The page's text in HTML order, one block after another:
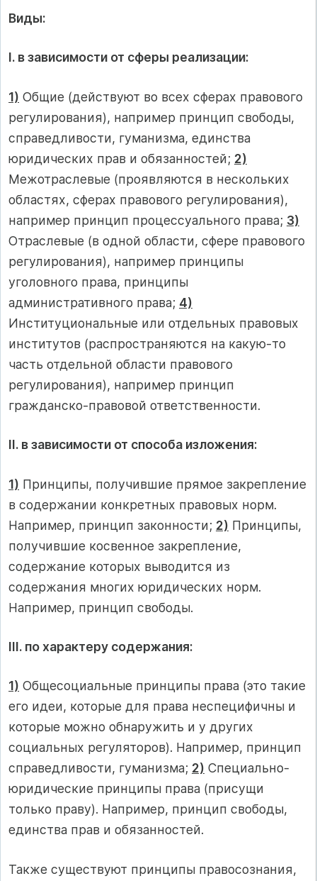
Виды:
I. в зависимости от сферы реализации:
1) Общие (действуют во всех сферах правового
регулирования), например принцип свободы,
справедливости, гуманизма, единства
юридических прав и обязанностей; 2)
Межотраслевые (проявляются в нескольких
областях, сферах правового регулирования),
например принцип процессуального права; 3)
Отраслевые (в одной области, сфере правового
регулирования), например принципы
уголовного права, принципы
административного права; 4)
Институциональные или отдельных правовых
институтов (распространяются на какую-то
часть отдельной области правового
регулирования), например принцип
гражданско-правовой ответственности.
II. в зависимости от способа изложения:
1) Принципы, получившие прямое закрепление
в содержании конкретных правовых норм.
Например, принцип законности; 2) Принципы,
получившие косвенное закрепление,
содержание которых выводится из
содержания многих юридических норм.
Например, принцип свободы.
III. по характеру содержания:
1) Общесоциальные принципы права (это такие
его идеи, которые для права неспецифичны и
которые можно обнаружить и у других
социальных регуляторов). Например, принцип
справедливости, гуманизма; 2) Специально-
юридические принципы права (присущи
только праву). Например, принцип свободы,
единства прав и обязанностей.
Также существуют принципы правосознания,